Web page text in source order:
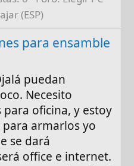
(ESP)
para ensamble
puedan
Necesito
oficina, y estoy
armarlos yo
se dará
office e internet.